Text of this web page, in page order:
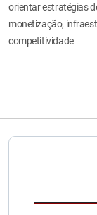
orientar estratégias
monetização,
competitividade